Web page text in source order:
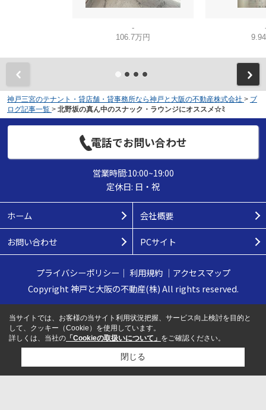
-
106.7万円
神戸三宮のテナント・貸店舗・貸事務所なら神戸と大阪の不動産株式会社 > ブ
ログ記事一覧 > 北野坂の真ん中のスナック・ラウンジにオススメ☆ﾐ
電話でお問い合わせ
営業時間:10:00~19:00
定休日: 日・祝
ホーム 会社概要
お問い合わせ PCサイト
プライバシーポリシー ｜ 利用規約｜ アクセスマップ
Copyright 神戸と大阪の不動産(株) All rights reserved.
当サイトでは、お客様の当サイト利用状況把握、サービス向上検討を目的と
して、クッキー（Cookie）を使用しています。
詳しくは、当社の 「Cookieの取扱いについて」 をご確認ください。
閉じる